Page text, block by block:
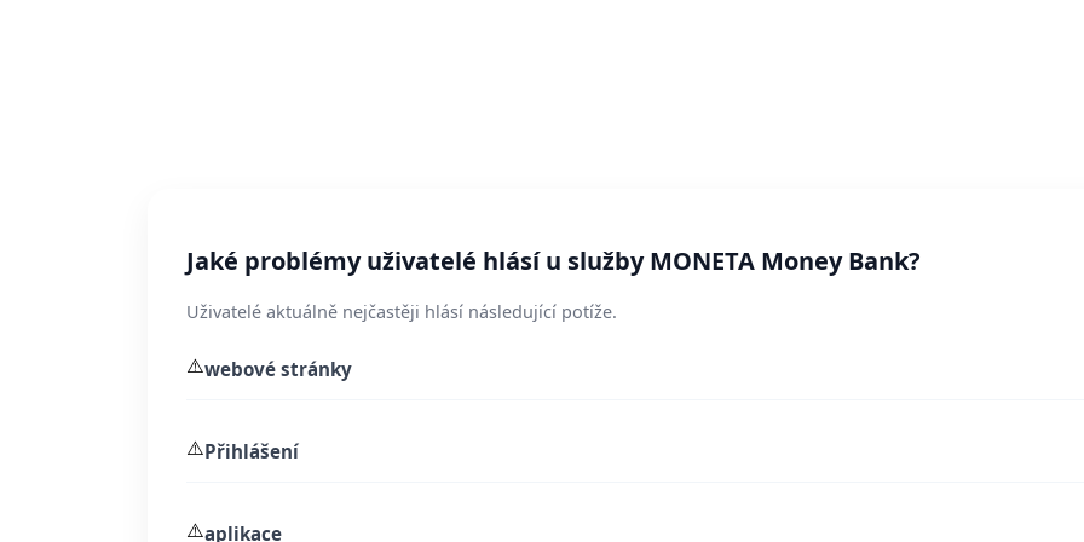
Jaké problémy uživatelé hlásí u služby MONETA Money Bank?
Uživatelé aktuálně nejčastěji hlásí následující potíže.
⚠️webové stránky
⚠️Přihlášení
⚠️aplikace